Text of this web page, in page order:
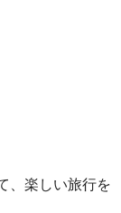
、楽しい旅行を